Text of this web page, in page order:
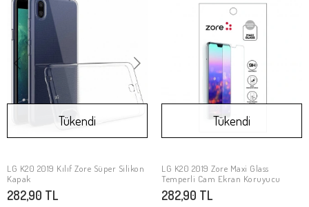
Stokta Yok
Tükendi
LG K20 2019 Kılıf Zore Süper Silikon
Kapak
282,90 TL
Stokta Yok
Tükendi
LG K20 2019 Zore Maxi Glass
Temperli Cam Ekran Koruyucu
282,90 TL